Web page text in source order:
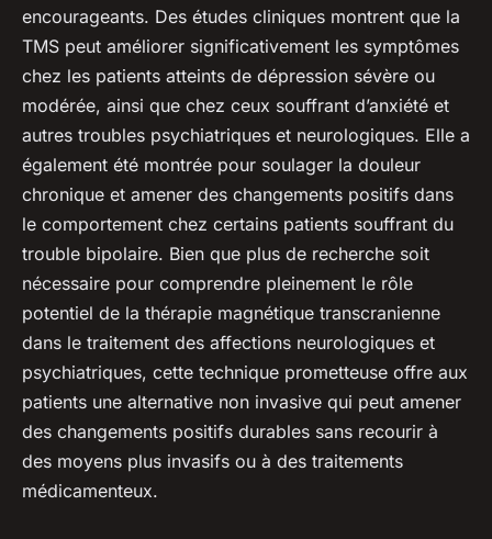
encourageants. Des études cliniques montrent que la
TMS peut améliorer significativement les symptômes
chez les patients atteints de dépression sévère ou
modérée, ainsi que chez ceux souffrant d’anxiété et
autres troubles psychiatriques et neurologiques. Elle a
également été montrée pour soulager la douleur
chronique et amener des changements positifs dans
le comportement chez certains patients souffrant du
trouble bipolaire. Bien que plus de recherche soit
nécessaire pour comprendre pleinement le rôle
potentiel de la thérapie magnétique transcranienne
dans le traitement des affections neurologiques et
psychiatriques, cette technique prometteuse offre aux
patients une alternative non invasive qui peut amener
des changements positifs durables sans recourir à
des moyens plus invasifs ou à des traitements
médicamenteux.